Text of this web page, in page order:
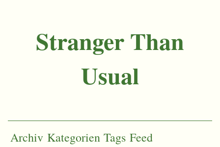
Stranger Than
Usual
Archiv Kategorien Tags Feed